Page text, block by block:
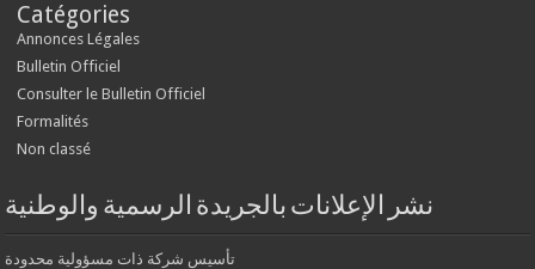
Catégories
Annonces Légales
Bulletin Officiel
Consulter le Bulletin Officiel
Formalités
Non classé
نشر الإعلانات بالجريدة الرسمية والوطنية
تأسيس شركة ذات مسؤولية محدودة